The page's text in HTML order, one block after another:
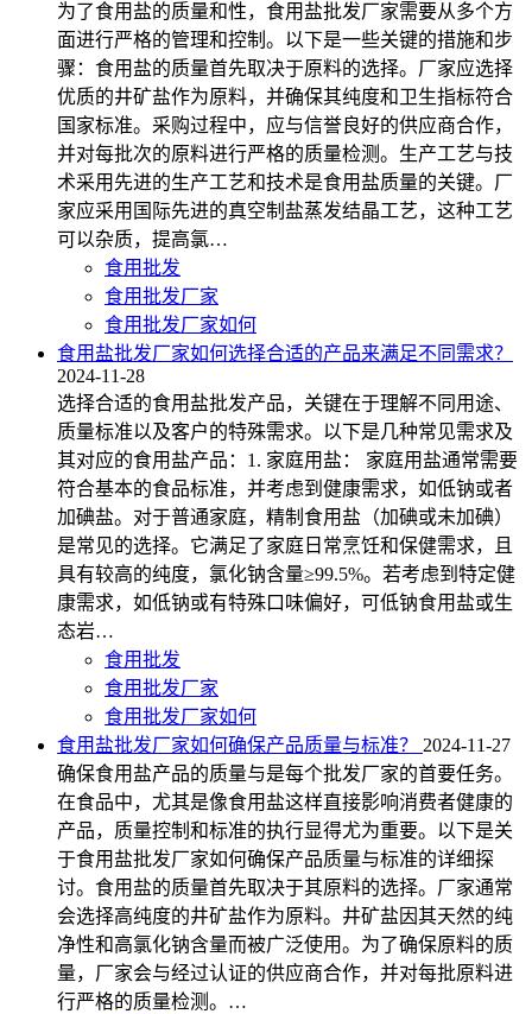
为了食用盐的质量和性，食用盐批发厂家需要从多个方
面进行严格的管理和控制。以下是一些关键的措施和步
骤：食用盐的质量首先取决于原料的选择。厂家应选择
优质的井矿盐作为原料，并确保其纯度和卫生指标符合
国家标准。采购过程中，应与信誉良好的供应商合作，
并对每批次的原料进行严格的质量检测。生产工艺与技
术采用先进的生产工艺和技术是食用盐质量的关键。厂
家应采用国际先进的真空制盐蒸发结晶工艺，这种工艺
可以杂质，提高氯…
食用批发
食用批发厂家
食用批发厂家如何
食用盐批发厂家如何选择合适的产品来满足不同需求？
2024-11-28
选择合适的食用盐批发产品，关键在于理解不同用途、
质量标准以及客户的特殊需求。以下是几种常见需求及
其对应的食用盐产品：1. 家庭用盐： 家庭用盐通常需要
符合基本的食品标准，并考虑到健康需求，如低钠或者
加碘盐。对于普通家庭，精制食用盐（加碘或未加碘）
是常见的选择。它满足了家庭日常烹饪和保健需求，且
具有较高的纯度，氯化钠含量≥99.5%。若考虑到特定健
康需求，如低钠或有特殊口味偏好，可低钠食用盐或生
态岩…
食用批发
食用批发厂家
食用批发厂家如何
食用盐批发厂家如何确保产品质量与标准？
2024-11-27
确保食用盐产品的质量与是每个批发厂家的首要任务。
在食品中，尤其是像食用盐这样直接影响消费者健康的
产品，质量控制和标准的执行显得尤为重要。以下是关
于食用盐批发厂家如何确保产品质量与标准的详细探
讨。食用盐的质量首先取决于其原料的选择。厂家通常
会选择高纯度的井矿盐作为原料。井矿盐因其天然的纯
净性和高氯化钠含量而被广泛使用。为了确保原料的质
量，厂家会与经过认证的供应商合作，并对每批原料进
行严格的质量检测。…